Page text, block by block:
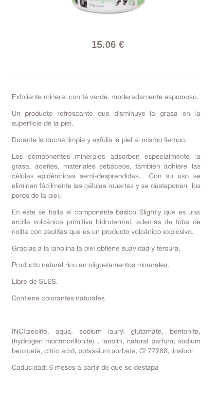
15.06 €
Exfoliante mineral con té verde, moderadamente espumoso.
Un producto refrescante que disminuye la grasa en la
superficie de la piel.
Durante la ducha limpia y exfolia la piel al mismo tiempo.
Los componentes minerales adsorben especialmente la
grasa, aceites, materiales sebáceos, también adhiere las
células epidérmicas semi-desprendidas. Con su uso se
eliminan fácilmente las células muertas y se destaponan los
poros de la piel.
En este se halla el componente básico Slightly que es una
arcilla volcánica primitiva hidrotermal, además de toba de
riolita con zeolitas que es un producto volcánico explosivo.
Gracias a la lanolina la piel obtiene suavidad y tersura.
Producto natural rico en oligoelementos minerales.
Libre de SLES.
Contiene colorantes naturales
INCI:zeolite, aqua, sodium lauryl glutamate, bentonite,
(hydrogen montmorillonite) , lanolin, natural parfum, sodium
benzoate, citric acid, potassium sorbate, CI 77288, linalool
Caducidad: 6 meses a partir de que se destapa